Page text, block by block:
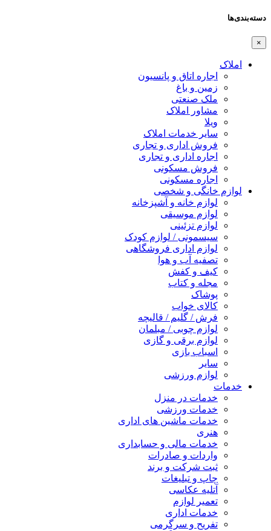
دسته‌بندی‌ها
×
املاک
اجاره اتاق و پانسیون
زمین و باغ
ملک صنعتی
مشاور املاک
ویلا
سایر خدمات املاک
فروش اداری و تجاری
اجاره اداری و تجاری
فروش مسکونی
اجاره مسکونی
لوازم خانگی و شخصی
لوازم خانه و آشپزخانه
لوازم موسیقی
لوازم تزئینی
سیسمونی / لوازم کودک
لوازم اداری فروشگاهی
تصفیه آب و هوا
کیف و کفش
مجله و کتاب
پوشاک
کالای خواب
فرش / گلیم / قالیچه
لوازم چوبی / مبلمان
لوازم برقی و گازی
اسباب بازی
سایر
لوازم ورزشی
خدمات
خدمات در منزل
خدمات ورزشی
خدمات ماشین های اداری
هنری
خدمات مالی و حسابداری
واردات و صادرات
ثبت شرکت و برند
چاپ و تبلیغات
آتلیه عکاسی
تعمیر لوازم
خدمات اداری
تفریح و سرگرمی